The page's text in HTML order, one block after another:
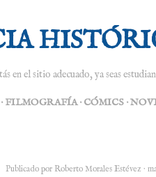
en el sitio adecuado, ya seas
FILMOGRAFÍA CÓMICS
Publicado por Roberto Morales Estévez